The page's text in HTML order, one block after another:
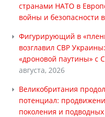
странами НАТО в
войны и безопасности
Фигурирующий в
возглавил СВР
«дроновой паутины» с
августа, 2026
Великобритания
потенциал:
поколения и